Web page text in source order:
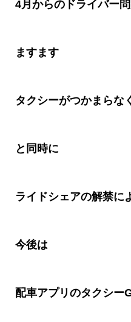
4月からのドライバー
ますます
タクシーがつかまらな
と同時に
ライドシェアの解禁に
今後は
配車アプリのタクシー